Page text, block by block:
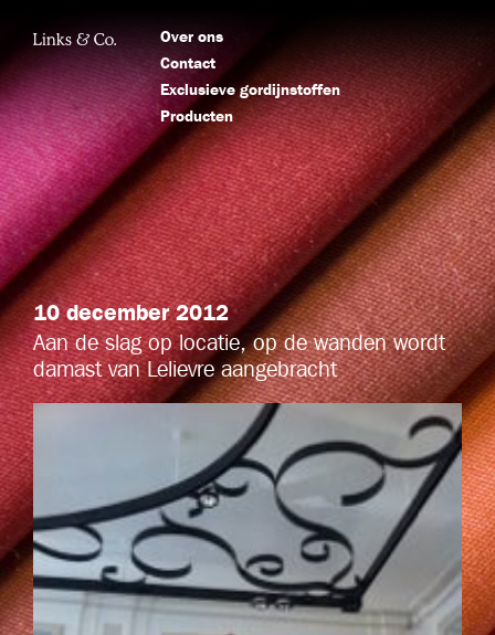
Over ons
Contact
Exclusieve gordijnstoffen
Producten
10 december 2012
Aan de slag op locatie, op de wanden wordt
damast van Lelievre aangebracht